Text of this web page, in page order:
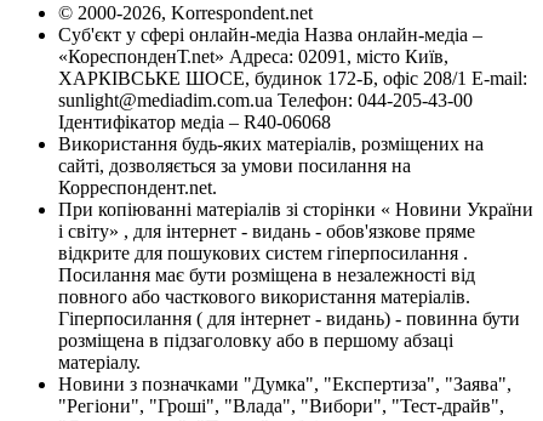
© 2000-2026, Korrespondent.net
Суб'єкт у сфері онлайн-медіа Назва онлайн-медіа –
«КореспонденТ.net» Адреса: 02091, місто Київ,
ХАРКІВСЬКЕ ШОСЕ, будинок 172-Б, офіс 208/1 E-mail:
sunlight@mediadim.com.ua Телефон: 044-205-43-00
Ідентифікатор медіа – R40-06068
Використання будь-яких матеріалів, розміщених на
сайті, дозволяється за умови посилання на
Корреспондент.net.
При копіюванні матеріалів зі сторінки « Новини України
і світу» , для інтернет - видань - обов'язкове пряме
відкрите для пошукових систем гіперпосилання .
Посилання має бути розміщена в незалежності від
повного або часткового використання матеріалів.
Гіперпосилання ( для інтернет - видань) - повинна бути
розміщена в підзаголовку або в першому абзаці
матеріалу.
Новини з позначками "Думка", "Експертиза", "Заява",
"Регіони", "Гроші", "Влада", "Вибори", "Тест-драйв",